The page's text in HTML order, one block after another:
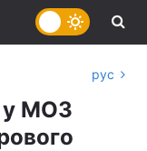
рус
у МОЗ